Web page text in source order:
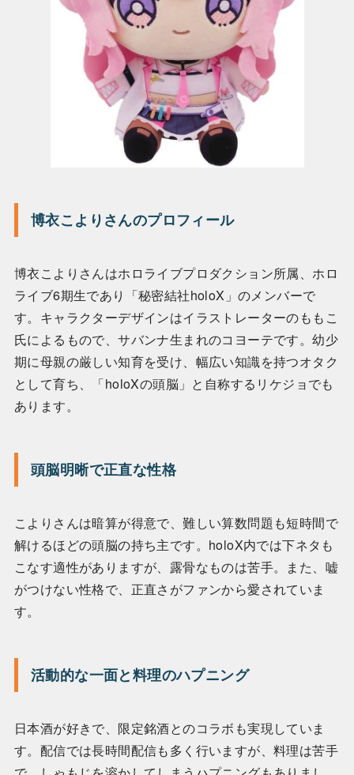
博衣こよりさんのプロフィール
博衣こよりさんはホロライブプロダクション所属、ホロ
ライブ6期生であり「秘密結社holoX」のメンバーで
す。キャラクターデザインはイラストレーターのももこ
氏によるもので、サバンナ生まれのコヨーテです。幼少
期に母親の厳しい知育を受け、幅広い知識を持つオタク
として育ち、「holoXの頭脳」と自称するリケジョでも
あります。
頭脳明晰で正直な性格
こよりさんは暗算が得意で、難しい算数問題も短時間で
解けるほどの頭脳の持ち主です。holoX内では下ネタも
こなす適性がありますが、露骨なものは苦手。また、嘘
がつけない性格で、正直さがファンから愛されていま
す。
活動的な一面と料理のハプニング
日本酒が好きで、限定銘酒とのコラボも実現していま
す。配信では長時間配信も多く行いますが、料理は苦手